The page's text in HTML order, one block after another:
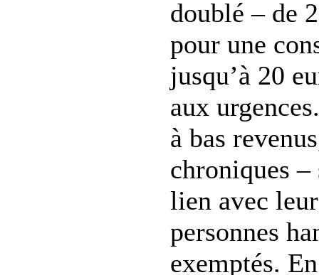
doublé – de
pour une
jusqu’à 20
aux
à bas
chroniques
lien avec
personnes
exemptés.